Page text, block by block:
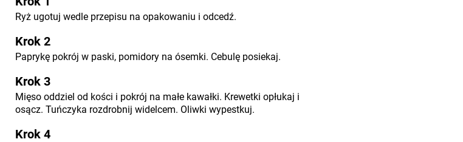
Ryż ugotuj wedle przepisu na opakowaniu i odcedź.
Krok 2
Paprykę pokrój w paski, pomidory na ósemki. Cebulę posiekaj.
Krok 3
Mięso oddziel od kości i pokrój na małe kawałki. Krewetki opłukaj i
osącz. Tuńczyka rozdrobnij widelcem. Oliwki wypestkuj.
Krok 4